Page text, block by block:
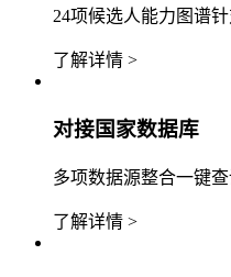
24项候选人能力图谱
了解详情 >
对接国家数据库
多项数据源整合一键
了解详情 >